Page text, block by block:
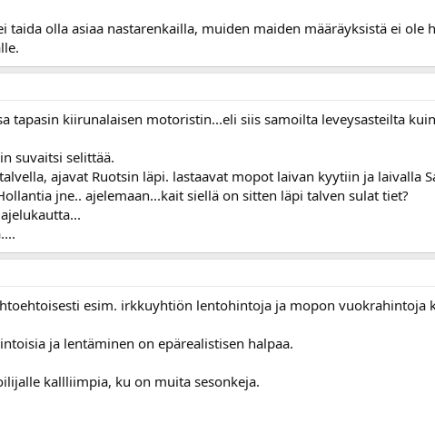
taida olla asiaa nastarenkailla, muiden maiden määräyksistä ei ole
tapasin kiirunalaisen motoristin...eli siis samoilta leveysasteilta
suvaitsi selittää.
ajavat Ruotsin läpi. lastaavat mopot laivan kyytiin ja laivalla
jne.. ajelemaan...kait siellä on sitten läpi talven sulat tiet?
esim. irkkuyhtiön lentohintoja ja mopon vuokrahintoja
ja lentäminen on epärealistisen halpaa.
kallliimpia, ku on muita sesonkeja.